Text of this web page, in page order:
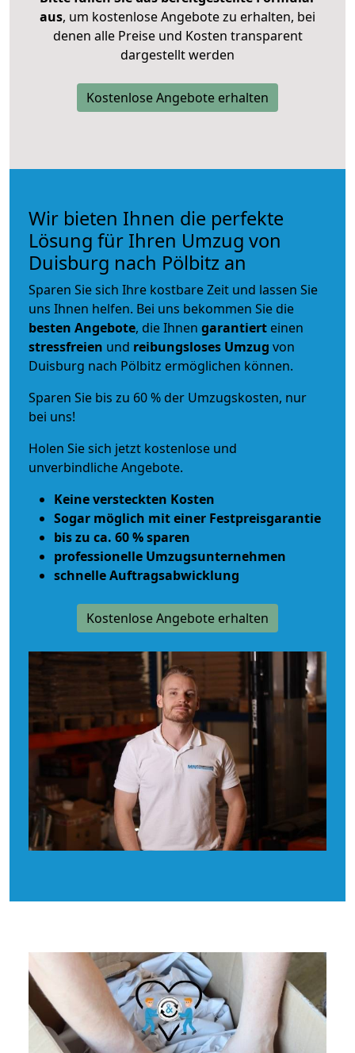
aus, um kostenlose Angebote zu erhalten, bei
denen alle Preise und Kosten transparent
dargestellt werden
Kostenlose Angebote erhalten
Wir bieten Ihnen die perfekte
Lösung für Ihren Umzug von
Duisburg nach Pölbitz an
Sparen Sie sich Ihre kostbare Zeit und lassen Sie
uns Ihnen helfen. Bei uns bekommen Sie die
besten Angebote, die Ihnen garantiert einen
stressfreien und reibungsloses Umzug von
Duisburg nach Pölbitz ermöglichen können.
Sparen Sie bis zu 60 % der Umzugskosten, nur
bei uns!
Holen Sie sich jetzt kostenlose und
unverbindliche Angebote.
Keine versteckten Kosten
Sogar möglich mit einer Festpreisgarantie
bis zu ca. 60 % sparen
professionelle Umzugsunternehmen
schnelle Auftragsabwicklung
Kostenlose Angebote erhalten